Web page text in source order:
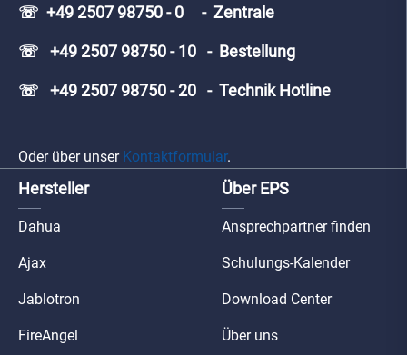
☏ +49 2507 98750 - 0 - Zentrale
☏ +49 2507 98750 - 10 - Bestellung
☏ +49 2507 98750 - 20 - Technik Hotline
Oder über unser Kontaktformular.
Hersteller
Dahua
Ajax
Jablotron
FireAngel
Über EPS
Ansprechpartner finden
Schulungs-Kalender
Download Center
Über uns